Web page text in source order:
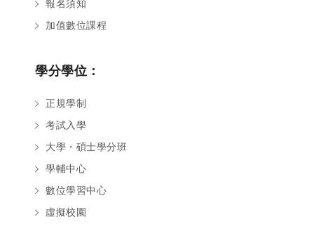
報名須知
加值數位課程
學分學位：
正規學制
考試入學
大學・碩士學分班
學輔中心
數位學習中心
虛擬校園